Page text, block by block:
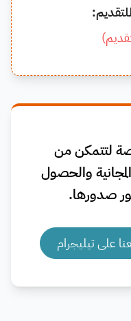
)
لتتمكن من
والحصول
صدورها.
على تيليجرام